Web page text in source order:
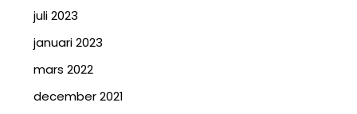
juli 2023
januari 2023
mars 2022
december 2021